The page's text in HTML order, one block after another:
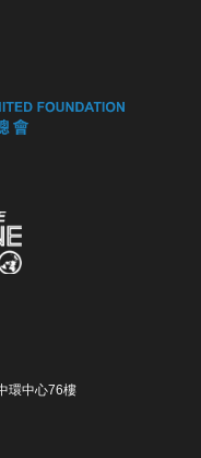
環中心76樓